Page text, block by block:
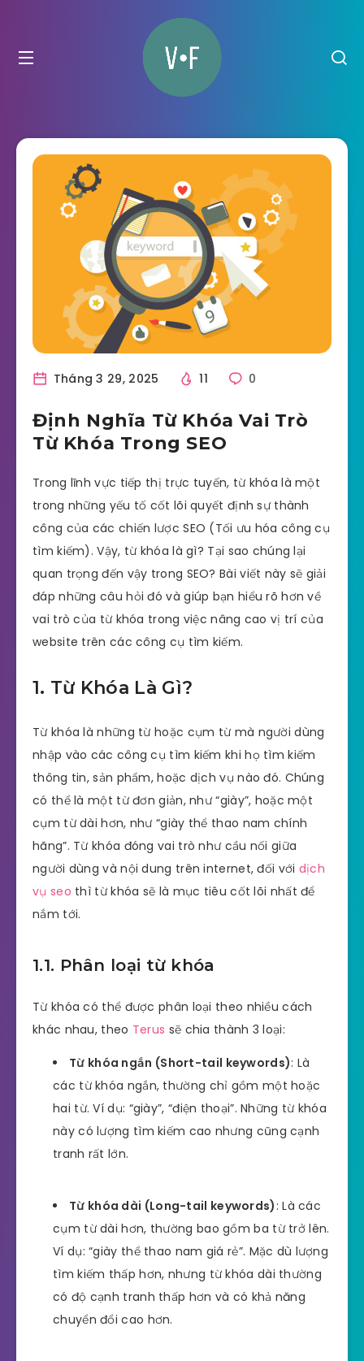
Tháng 3 29, 2025 11 0
Định Nghĩa Từ Khóa Vai Trò
Từ Khóa Trong SEO
Trong lĩnh vực tiếp thị trực tuyến, từ khóa là một
trong những yếu tố cốt lõi quyết định sự thành
công của các chiến lược SEO (Tối ưu hóa công cụ
tìm kiếm). Vậy, từ khóa là gì? Tại sao chúng lại
quan trọng đến vậy trong SEO? Bài viết này sẽ giải
đáp những câu hỏi đó và giúp bạn hiểu rõ hơn về
vai trò của từ khóa trong việc nâng cao vị trí của
website trên các công cụ tìm kiếm.
1. Từ Khóa Là Gì?
Từ khóa là những từ hoặc cụm từ mà người dùng
nhập vào các công cụ tìm kiếm khi họ tìm kiếm
thông tin, sản phẩm, hoặc dịch vụ nào đó. Chúng
có thể là một từ đơn giản, như “giày”, hoặc một
cụm từ dài hơn, như “giày thể thao nam chính
hãng”. Từ khóa đóng vai trò như cầu nối giữa
người dùng và nội dung trên internet, đối với dịch
vụ seo thì từ khóa sẽ là mục tiêu cốt lõi nhất để
nắm tới.
1.1. Phân loại từ khóa
Từ khóa có thể được phân loại theo nhiều cách
khác nhau, theo Terus sẽ chia thành 3 loại:
Từ khóa ngắn (Short-tail keywords): Là
các từ khóa ngắn, thường chỉ gồm một hoặc
hai từ. Ví dụ: “giày”, “điện thoại”. Những từ khóa
này có lượng tìm kiếm cao nhưng cũng cạnh
tranh rất lớn.
Từ khóa dài (Long-tail keywords) : Là các
cụm từ dài hơn, thường bao gồm ba từ trở lên.
Ví dụ: “giày thể thao nam giá rẻ”. Mặc dù lượng
tìm kiếm thấp hơn, nhưng từ khóa dài thường
có độ cạnh tranh thấp hơn và có khả năng
chuyển đổi cao hơn.